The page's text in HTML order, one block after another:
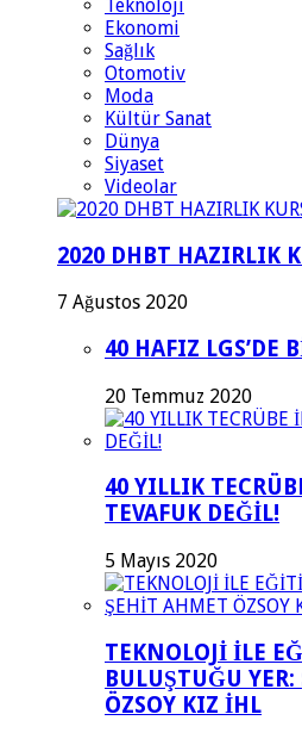
Teknoloji
Ekonomi
Sağlık
Otomotiv
Moda
Kültür Sanat
Dünya
Siyaset
Videolar
2020 DHBT HAZIRLIK
7 Ağustos 2020
40 HAFIZ LGS’DE
20 Temmuz 2020
40 YILLIK
TEVAFUK DEĞİL!
5 Mayıs 2020
TEKNOLOJİ İLE
BULUŞTUĞU
ÖZSOY KIZ İHL